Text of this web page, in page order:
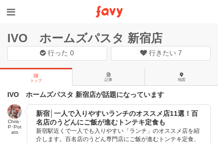
IVO ホームズパスタ 新宿店
行った0 行きたい 7
トップ 記事 地図
IVO ホームズパスタ 新宿店が話題になっています
Chris･
P･Pot
ato
新宿│一人で入りやすいランチのオススメ店11選！百
名店のうどんにご飯が進むトンテキ定食も
新宿駅近くで一人でも入りやすい「ランチ」のオススメ店を紹
介します。百名店のうどん専門店にご飯が進むトンテキ定食、